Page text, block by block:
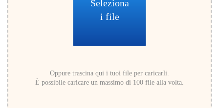
Seleziona
i file
Oppure trascina qui i tuoi file per caricarli.
È possibile caricare un massimo di 100 file alla volta.